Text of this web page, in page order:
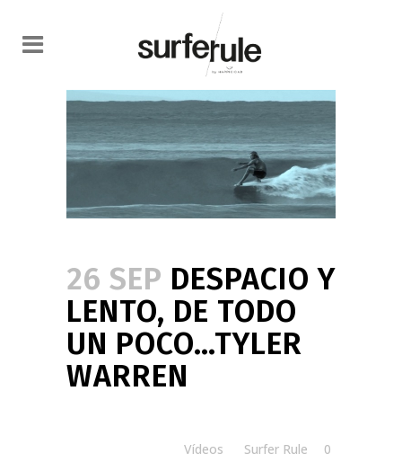
26 SEP DESPACIO Y
LENTO, DE TODO
UN POCO…TYLER
WARREN
Vídeos Surfer Rule
0